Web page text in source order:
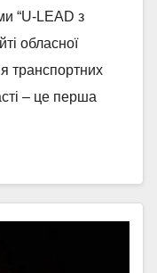
“U-LEAD з
обласної
транспортних
– це перша